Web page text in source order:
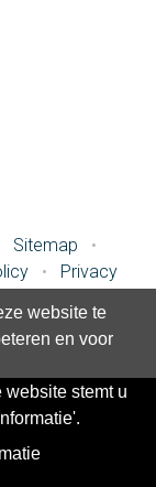
website te
en voor
stemt u
Sitemap
•
•
Privacy